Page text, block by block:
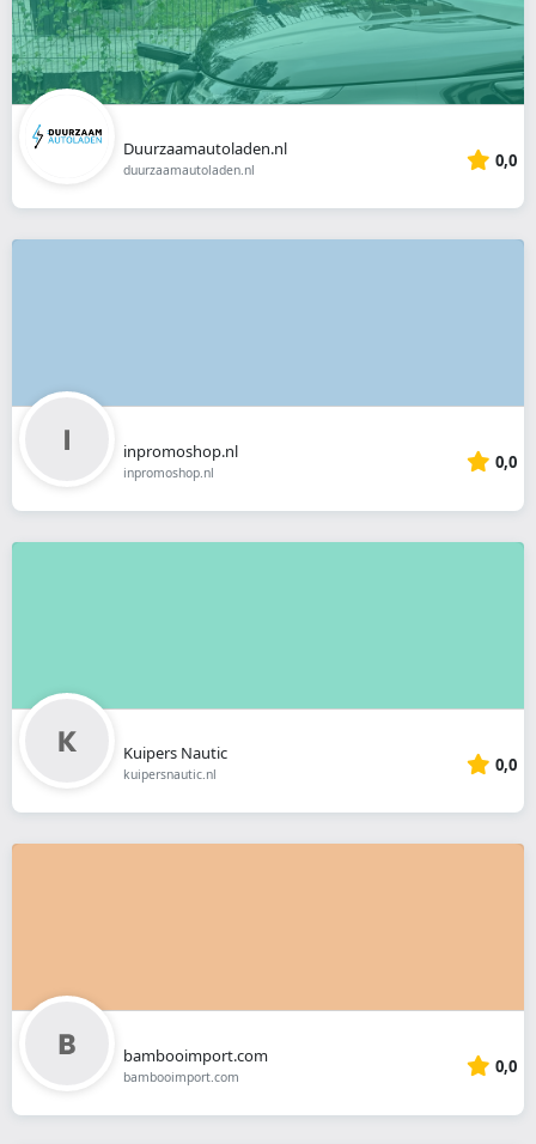
Duurzaamautoladen.nl
duurzaamautoladen.nl 0,0
inpromoshop.nl
inpromoshop.nl 0,0
Kuipers Nautic
kuipersnautic.nl 0,0
bambooimport.com
bambooimport.com 0,0